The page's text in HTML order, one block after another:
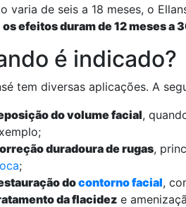
varia de seis a 18 meses, o
os efeitos duram de 12 meses a
é indicado?
tem diversas aplicações. A
do volume facial,
duradoura de rugas,
;
docontorno facial,
da flacidez e